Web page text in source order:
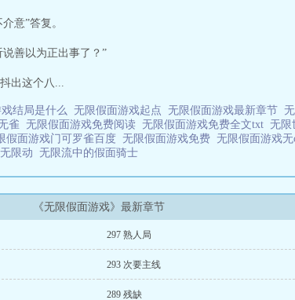
意”答复。
善以为正出事了？”
出这个八...
结局是什么 无限假面游戏起点 无限假面游戏最新章节
雀 无限假面游戏免费阅读 无限假面游戏免费全文txt 无限
假面游戏门可罗雀百度 无限假面游戏免费 无限假面游戏无
限动 无限流中的假面骑士
《无限假面游戏》最新章节
297 熟人局
293 次要主线
289 残缺